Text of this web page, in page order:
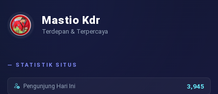
Mastio Kdr
Terdepan & Terpercaya
— STATISTIK SITUS
Pengunjung Hari Ini 3,945